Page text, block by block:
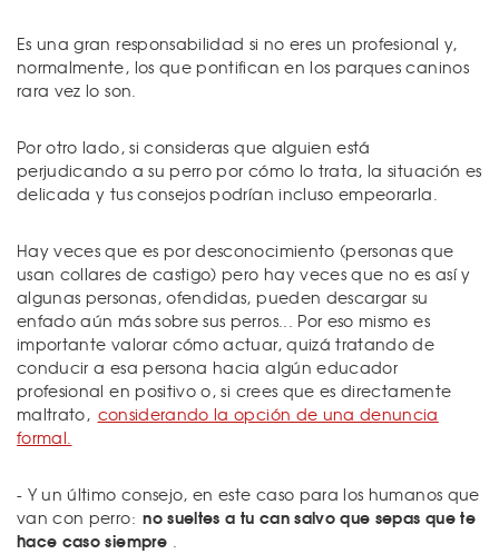
Es una gran responsabilidad si no eres un profesional y,
normalmente, los que pontifican en los parques caninos
rara vez lo son.
Por otro lado, si consideras que alguien está
perjudicando a su perro por cómo lo trata, la situación es
delicada y tus consejos podrían incluso empeorarla.
Hay veces que es por desconocimiento (personas que
usan collares de castigo) pero hay veces que no es así y
algunas personas, ofendidas, pueden descargar su
enfado aún más sobre sus perros... Por eso mismo es
importante valorar cómo actuar, quizá tratando de
conducir a esa persona hacia algún educador
profesional en positivo o, si crees que es directamente
maltrato, considerando la opción de una denuncia
formal.
- Y un último consejo, en este caso para los humanos que
van con perro: no sueltes a tu can salvo que sepas que te
hace caso siempre